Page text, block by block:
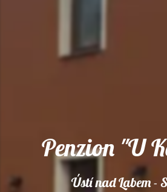
Penzion "U
Ústí nad Labem -